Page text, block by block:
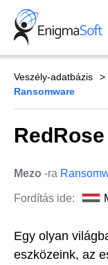
Skip
content
Veszély-adatbázis
Ransomware
Mezo -ra
Fordítás ide:
Egy olyan
eszközeink, az